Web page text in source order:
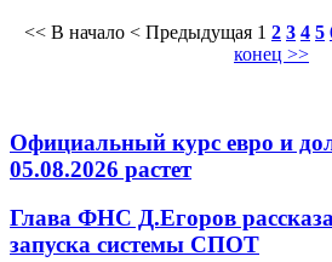
<< В начало < Предыдущая 1 2 3 4 5
конец >>
Официальный курс евро и
05.08.2026 растет
Глава ФНС Д.Егоров
запуска системы СПОТ